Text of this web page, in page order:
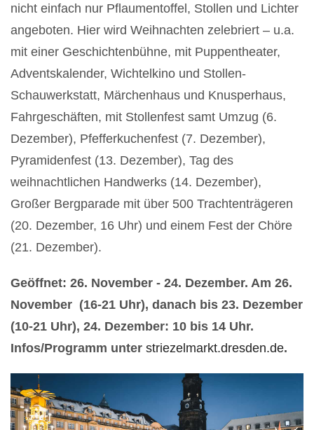
nicht einfach nur Pflaumentoffel, Stollen und Lichter
angeboten. Hier wird Weihnachten zelebriert – u.a.
mit einer Geschichtenbühne, mit Puppentheater,
Adventskalender, Wichtelkino und Stollen-
Schauwerkstatt, Märchenhaus und Knusperhaus,
Fahrgeschäften, mit Stollenfest samt Umzug (6.
Dezember), Pfefferkuchenfest (7. Dezember),
Pyramidenfest (13. Dezember), Tag des
weihnachtlichen Handwerks (14. Dezember),
Großer Bergparade mit über 500 Trachtenträgeren
(20. Dezember, 16 Uhr) und einem Fest der Chöre
(21. Dezember).
Geöffnet: 26. November - 24. Dezember. Am 26.
November (16-21 Uhr), danach bis 23. Dezember
(10-21 Uhr), 24. Dezember: 10 bis 14 Uhr.
Infos/Programm unter striezelmarkt.dresden.de.